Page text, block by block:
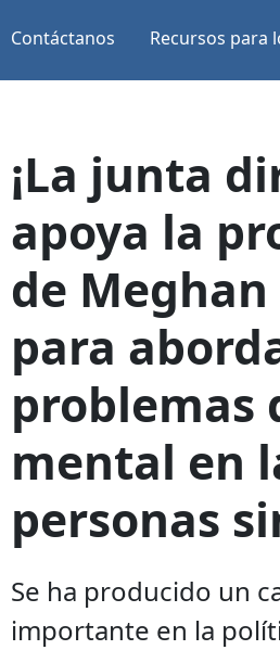
Contáctanos Recursos para
¡La junta
apoya la
de
para
problemas
mental en
personas
Se ha producido un
importante en la